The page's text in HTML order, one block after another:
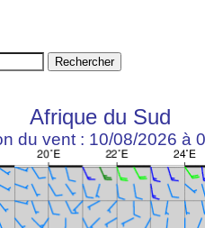
Afrique du Sud
du vent : 10/08/2026 à